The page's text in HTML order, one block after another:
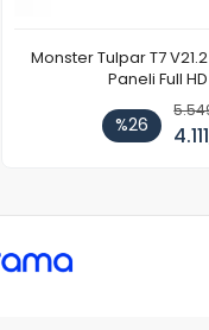
Monster Tulpar T7
Paneli Full
%26